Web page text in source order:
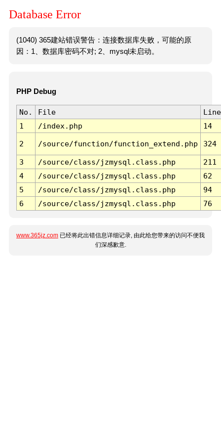
Database Error
(1040) 365建站错误警告：连接数据库失败，可能的原
因：1、数据库密码不对; 2、mysql未启动。
PHP Debug
No. File
Line
1
/index.php 14
2 /source/function/function_extend.php 324
3 /source/class/jzmysql.class.php
211
4
/source/class/jzmysql.class.php
62
5
/source/class/jzmysql.class.php
94
6
/source/class/jzmysql.class.php 76
www.365jz.com 已经将此出错信息详细记录, 由此给您带来的访问不便我
们深感歉意.